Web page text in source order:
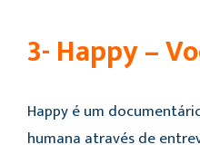
3- Happy –
Happy é um
humana através de